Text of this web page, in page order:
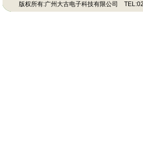
版权所有:广州大古电子科技有限公司